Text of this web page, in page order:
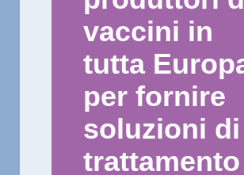
vaccini in
tutta
per fornire
soluzioni di
trattamento